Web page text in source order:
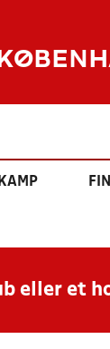
KAMP
eller et